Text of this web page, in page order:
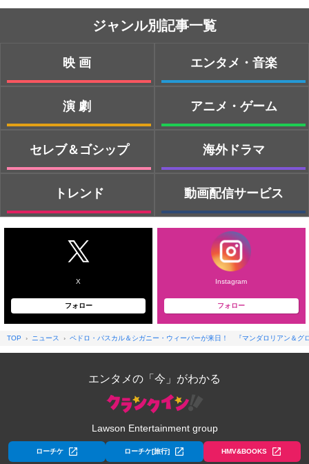
ジャンル別記事一覧
映画
演劇
セレブ＆ゴシップ
トレンド
エンタメ・音楽
アニメ・ゲーム
海外ドラマ
動画配信サービス
X
フォロー
Instagram
フォロー
TOP ニュース ペドロ・パスカル＆シガニー・ウィーバーが来日！ 『マンダロリアン＆グ
エンタメの「今」がわかる
Lawson Entertainment group
ローチケ ローチケ[旅行] HMV&BOOKS